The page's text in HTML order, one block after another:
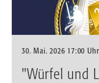
30. Mai. 2026 17:00 Uhr
"Würfel und